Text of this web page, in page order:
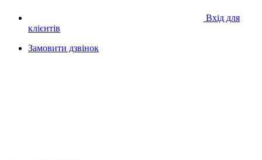
Вхід для
клієнтів
Замовити дзвінок